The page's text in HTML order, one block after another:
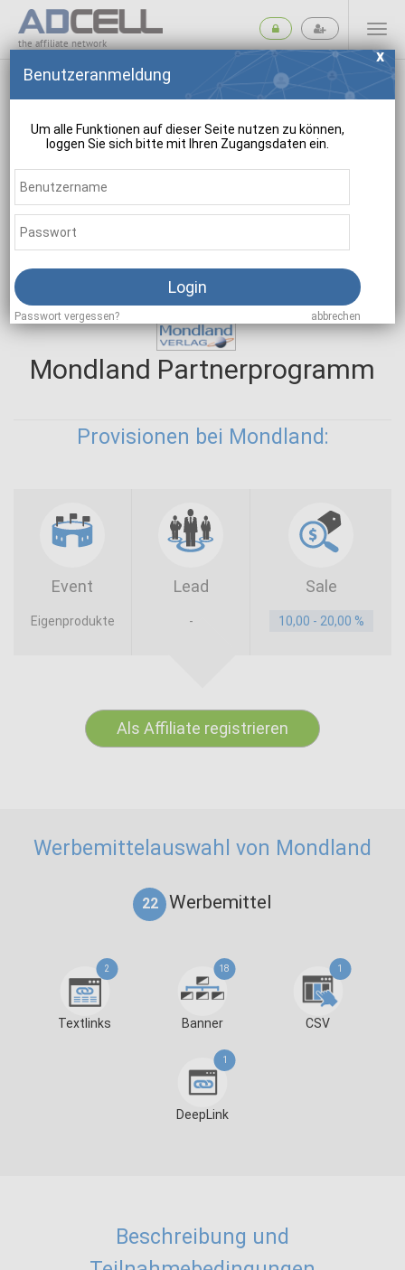
the affiliate network
Mondland Partnerprogramm
Provisionen bei Mondland:
Event Lead Sale
Eigenprodukte - 10,00 - 20,00 %
Als Affiliate registrieren
Werbemittelauswahl von Mondland
22 Werbemittel
2
Textlinks
18
Banner
1
CSV
1
DeepLink
Beschreibung und
Benutzeranmeldung
Um alle Funktionen auf dieser Seite nutzen zu können,
loggen Sie sich bitte mit Ihren Zugangsdaten ein.
Login
Passwort vergessen? abbrechen